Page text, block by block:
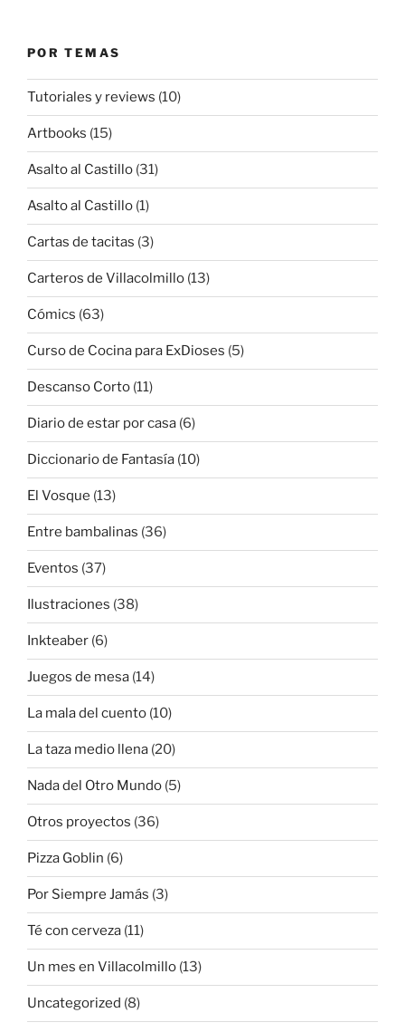
POR TEMAS
Tutoriales y reviews (10)
Artbooks (15)
Asalto al Castillo (31)
Asalto al Castillo (1)
Cartas de tacitas (3)
Carteros de Villacolmillo (13)
Cómics (63)
Curso de Cocina para ExDioses (5)
Descanso Corto (11)
Diario de estar por casa (6)
Diccionario de Fantasía (10)
El Vosque (13)
Entre bambalinas (36)
Eventos (37)
Ilustraciones (38)
Inkteaber (6)
Juegos de mesa (14)
La mala del cuento (10)
La taza medio llena (20)
Nada del Otro Mundo (5)
Otros proyectos (36)
Pizza Goblin (6)
Por Siempre Jamás (3)
Té con cerveza (11)
Un mes en Villacolmillo (13)
Uncategorized (8)